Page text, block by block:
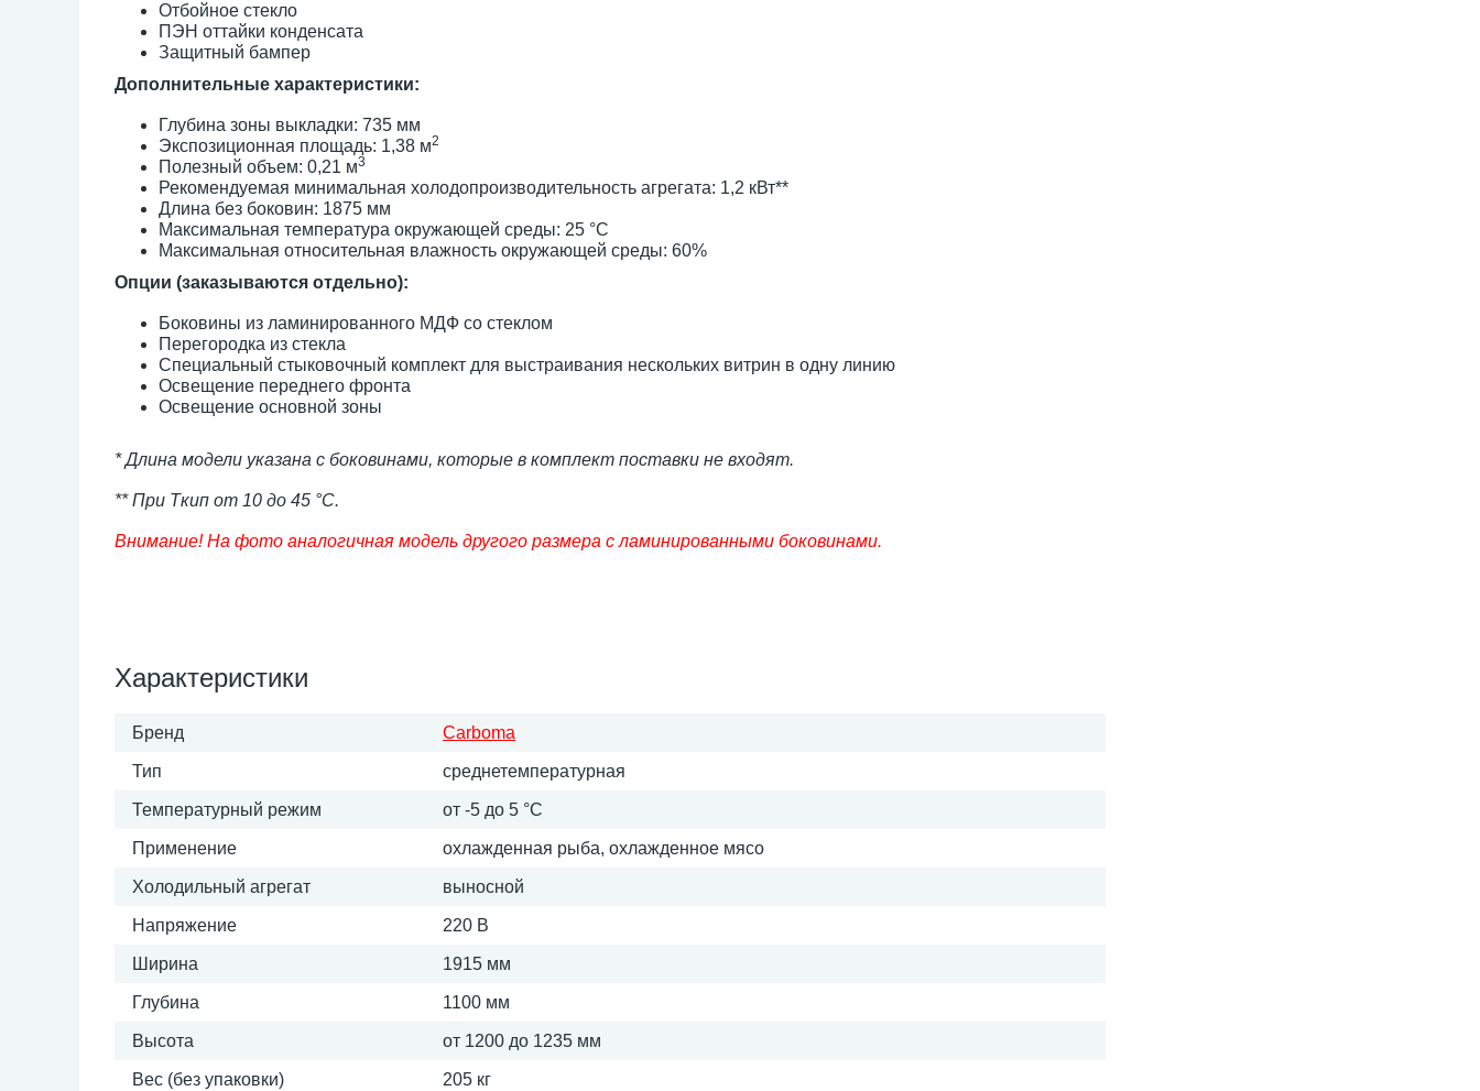
Отбойное стекло
ПЭН оттайки конденсата
Защитный бампер
Дополнительные характеристики:
Глубина зоны выкладки: 735 мм
Экспозиционная площадь: 1,38 м2
Полезный объем: 0,21 м3
Рекомендуемая минимальная холодопроизводительность агрегата: 1,2 кВт**
Длина без боковин: 1875 мм
Максимальная температура окружающей среды: 25 °С
Максимальная относительная влажность окружающей среды: 60%
Опции (заказываются отдельно):
Боковины из ламинированного МДФ со стеклом
Перегородка из стекла
Специальный стыковочный комплект для выстраивания нескольких витрин в одну линию
Освещение переднего фронта
Освещение основной зоны
* Длина модели указана с боковинами, которые в комплект поставки не входят.
** При Tкип от 10 до 45 °С.
Внимание! На фото аналогичная модель другого размера с ламинированными боковинами.
Характеристики
Бренд Carboma
Тип среднетемпературная
Температурный режим от -5 до 5 °C
Применение охлажденная рыба, охлажденное мясо
Холодильный агрегат выносной
Напряжение 220 В
Ширина 1915 мм
Глубина 1100 мм
Высота от 1200 до 1235 мм
Вес (без упаковки) 205 кг